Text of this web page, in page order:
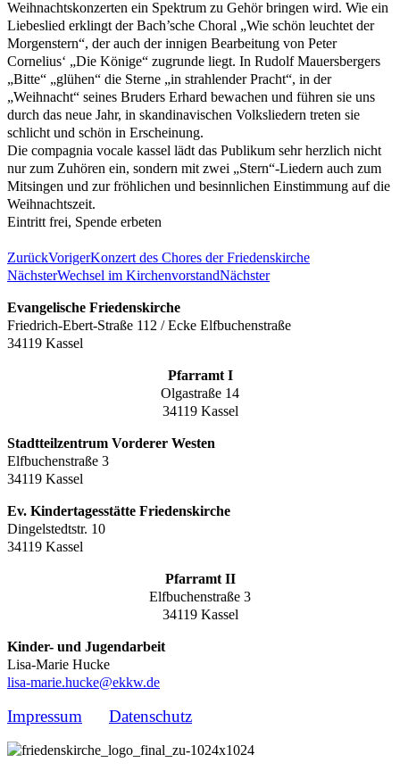
Weihnachtskonzerten ein Spektrum zu Gehör bringen wird. Wie ein
Liebeslied erklingt der Bach’sche Choral „Wie schön leuchtet der
Morgenstern“, der auch der innigen Bearbeitung von Peter
Cornelius‘ „Die Könige“ zugrunde liegt. In Rudolf Mauersbergers
„Bitte“ „glühen“ die Sterne „in strahlender Pracht“, in der
„Weihnacht“ seines Bruders Erhard bewachen und führen sie uns
durch das neue Jahr, in skandinavischen Volksliedern treten sie
schlicht und schön in Erscheinung.
Die compagnia vocale kassel lädt das Publikum sehr herzlich nicht
nur zum Zuhören ein, sondern mit zwei „Stern“-Liedern auch zum
Mitsingen und zur fröhlichen und besinnlichen Einstimmung auf die
Weihnachtszeit.
Eintritt frei, Spende erbeten
ZurückVorigerKonzert des Chores der Friedenskirche
NächsterWechsel im KirchenvorstandNächster
Evangelische Friedenskirche
Friedrich-Ebert-Straße 112 / Ecke Elfbuchenstraße
34119 Kassel
Pfarramt I
Olgastraße 14
34119 Kassel
Stadtteilzentrum Vorderer Westen
Elfbuchenstraße 3
34119 Kassel
Ev. Kindertagesstätte Friedenskirche
Dingelstedtstr. 10
34119 Kassel
Pfarramt II
Elfbuchenstraße 3
34119 Kassel
Kinder- und Jugendarbeit
Lisa-Marie Hucke
lisa-marie.hucke@ekkw.de
Impressum Datenschutz